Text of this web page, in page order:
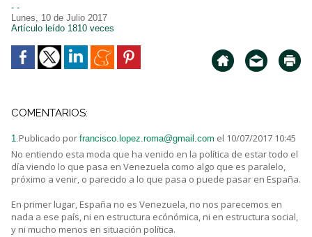
- -
Lunes, 10 de Julio 2017
Artículo leído 1810 veces
COMENTARIOS:
1.Publicado por francisco.lopez.roma@gmail.com el 10/07/2017 10:45
No entiendo esta moda que ha venido en la política de estar todo el
día viendo lo que pasa en Venezuela como algo que es paralelo,
próximo a venir, o parecido a lo que pasa o puede pasar en España.
En primer lugar, España no es Venezuela, no nos parecemos en
nada a ese país, ni en estructura ecónómica, ni en estructura social,
y ni mucho menos en situación política.